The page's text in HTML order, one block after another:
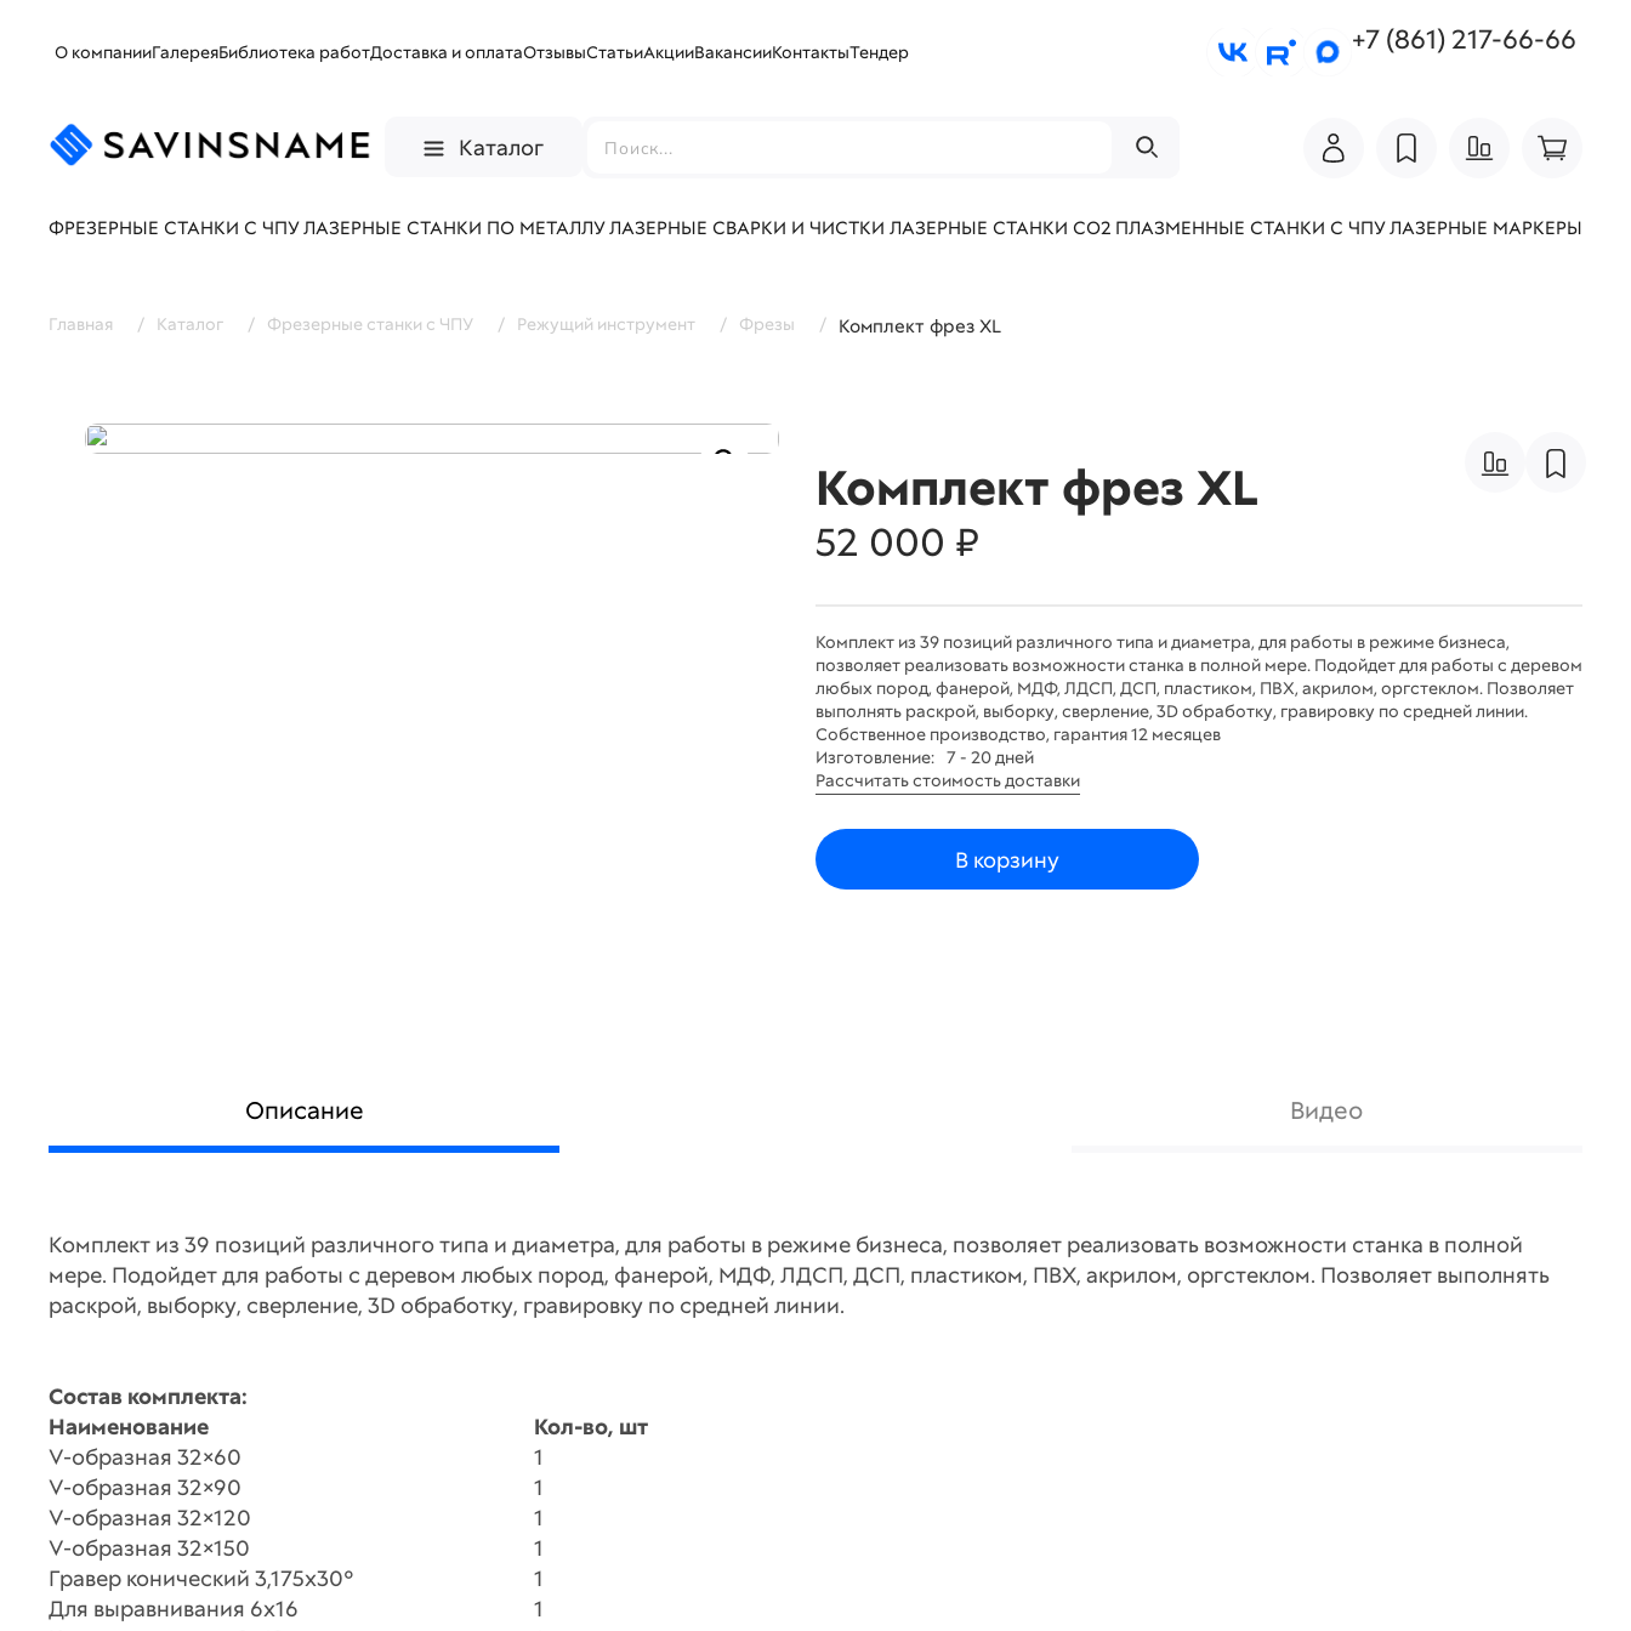
О компанииГалереяБиблиотека работДоставка и оплатаОтзывыСтатьиАкцииВакансииКонтактыТендер +7 (861) 217-66-66
Каталог
ФРЕЗЕРНЫЕ СТАНКИ С ЧПУЛАЗЕРНЫЕ СТАНКИ ПО МЕТАЛЛУЛАЗЕРНЫЕ СВАРКИ И ЧИСТКИ ЛАЗЕРНЫЕ СТАНКИ СО2 ПЛАЗМЕННЫЕ СТАНКИ С ЧПУЛАЗЕРНЫЕ МАРКЕРЫ
Главная / Каталог / Фрезерные станки с ЧПУ / Режущий инструмент / Фрезы / Комплект фрез XL
Комплект фрез XL
52 000 ₽
Комплект из 39 позиций различного типа и диаметра, для работы в режиме бизнеса,
позволяет реализовать возможности станка в полной мере. Подойдет для работы с деревом
любых пород, фанерой, МДФ, ЛДСП, ДСП, пластиком, ПВХ, акрилом, оргстеклом. Позволяет
выполнять раскрой, выборку, сверление, 3D обработку, гравировку по средней линии.
Собственное производство, гарантия 12 месяцев
Изготовление: 7 - 20 дней
Рассчитать стоимость доставки
В корзину
Описание Видео
Комплект из 39 позиций различного типа и диаметра, для работы в режиме бизнеса, позволяет реализовать возможности станка в полной
мере. Подойдет для работы с деревом любых пород, фанерой, МДФ, ЛДСП, ДСП, пластиком, ПВХ, акрилом, оргстеклом. Позволяет выполнять
раскрой, выборку, сверление, 3D обработку, гравировку по средней линии.
Состав комплекта:
Наименование
Кол-во, шт
V-образная 32×60
1
V-образная 32×90
1
V-образная 32×120
1
V-образная 32×150
1
Гравер конический 3,175х30°
1
Для выравнивания 6х16
1